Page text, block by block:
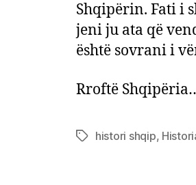
Shqipërin. Fati i
jeni ju ata që
është sovrani i
Rroftë
Tagshistori shqip,